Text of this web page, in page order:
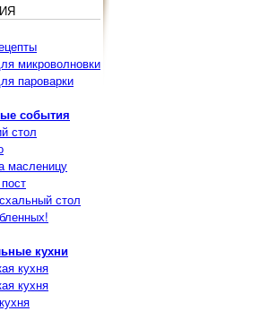
микроволновки
пароварки
события
стол
масленицу
стол
кухни
кухня
кухня